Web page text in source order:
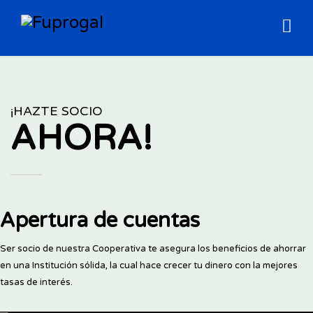
¡HAZTE SOCIO
AHORA!
Apertura de cuentas
Ser socio de nuestra Cooperativa te asegura los beneficios de ahorrar
en una Institución sólida, la cual hace crecer tu dinero con la mejores
tasas de interés.